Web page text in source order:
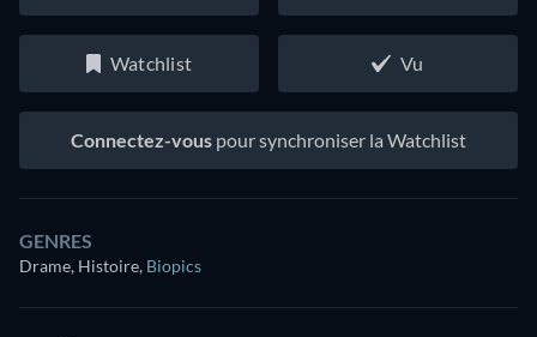
Watchlist Vu
Connectez-vous pour synchroniser la Watchlist
GENRES
Drame, Histoire, Biopics